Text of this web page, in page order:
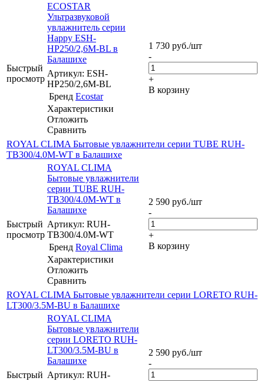
Быстрый
просмотр
ECOSTAR
Ультразвуковой
увлажнитель серии
Happy ESH-
HP250/2,6M-BL в
Балашихе
Артикул: ESH-
HP250/2,6M-BL
Бренд Ecostar
Характеристики
Отложить
Сравнить
1 730 руб./шт
-
+
В корзину
ROYAL CLIMA Бытовые увлажнители серии TUBE RUH-
TB300/4.0M-WT в Балашихе
Быстрый
просмотр
ROYAL CLIMA
Бытовые увлажнители
серии TUBE RUH-
TB300/4.0M-WT в
Балашихе
Артикул: RUH-
TB300/4.0M-WT
Бренд Royal Clima
Характеристики
Отложить
Сравнить
2 590 руб./шт
-
+
В корзину
ROYAL CLIMA Бытовые увлажнители серии LORETO RUH-
LT300/3.5M-BU в Балашихе
Быстрый
ROYAL CLIMA
Бытовые увлажнители
серии LORETO RUH-
LT300/3.5M-BU в
Балашихе
Артикул: RUH-
2 590 руб./шт
-